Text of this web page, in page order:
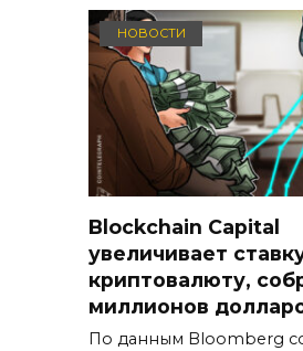
НОВОСТИ
Blockchain Capital
увеличивает
криптовалюту,
миллионов
По данным Bloomberg